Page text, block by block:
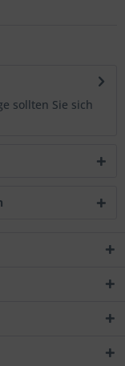
sollten Sie sich